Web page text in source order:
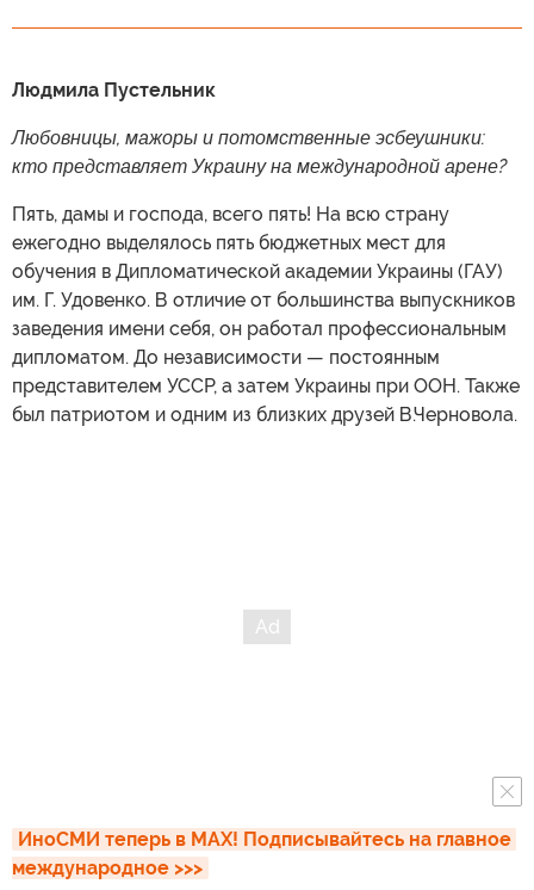
Людмила Пустельник
Любовницы, мажоры и потомственные эсбеушники:
кто представляет Украину на международной арене?
Пять, дамы и господа, всего пять! На всю страну
ежегодно выделялось пять бюджетных мест для
обучения в Дипломатической академии Украины (ГАУ)
им. Г. Удовенко. В отличие от большинства выпускников
заведения имени себя, он работал профессиональным
дипломатом. До независимости — постоянным
представителем УССР, а затем Украины при ООН. Также
был патриотом и одним из близких друзей В.Черновола.
ИноСМИ теперь в MAX! Подписывайтесь на главное
международное >>>